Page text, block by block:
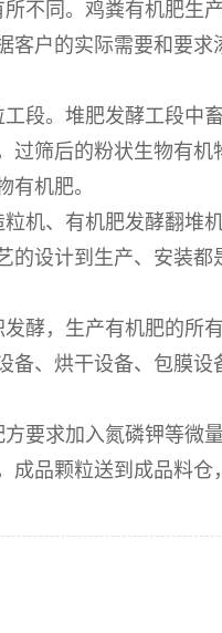
不同。鸡粪有机肥生
客户的实际需要和要求
段。堆肥发酵工段中
过筛后的粉状生物有机
机肥。
机、有机肥发酵翻堆
的设计到生产、安装都
酵，生产有机肥的所
备、烘干设备、包膜设
要求加入氮磷钾等微
成品颗粒送到成品料仓